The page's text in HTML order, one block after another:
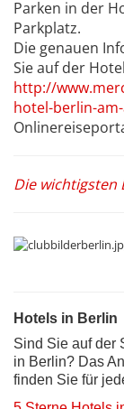
Parken in der
Parkplatz.
Die genauen
Sie auf der
http://
hotel-berlin-
Die wichtigsten
Hotels in Berlin
Sind Sie auf der
in Berlin? Das
finden Sie für